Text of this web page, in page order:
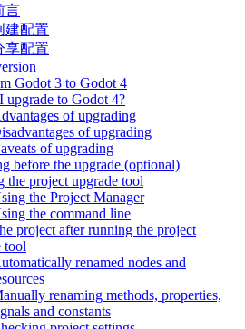
言
建配置
享配置
Godot 3 to Godot 4
upgrade to Godot 4?
of upgrading
of upgrading
of upgrading
before the upgrade (optional)
the project upgrade tool
the Project Manager
the command line
project after running the project
tool
renamed nodes and
renaming methods, properties,
and constants